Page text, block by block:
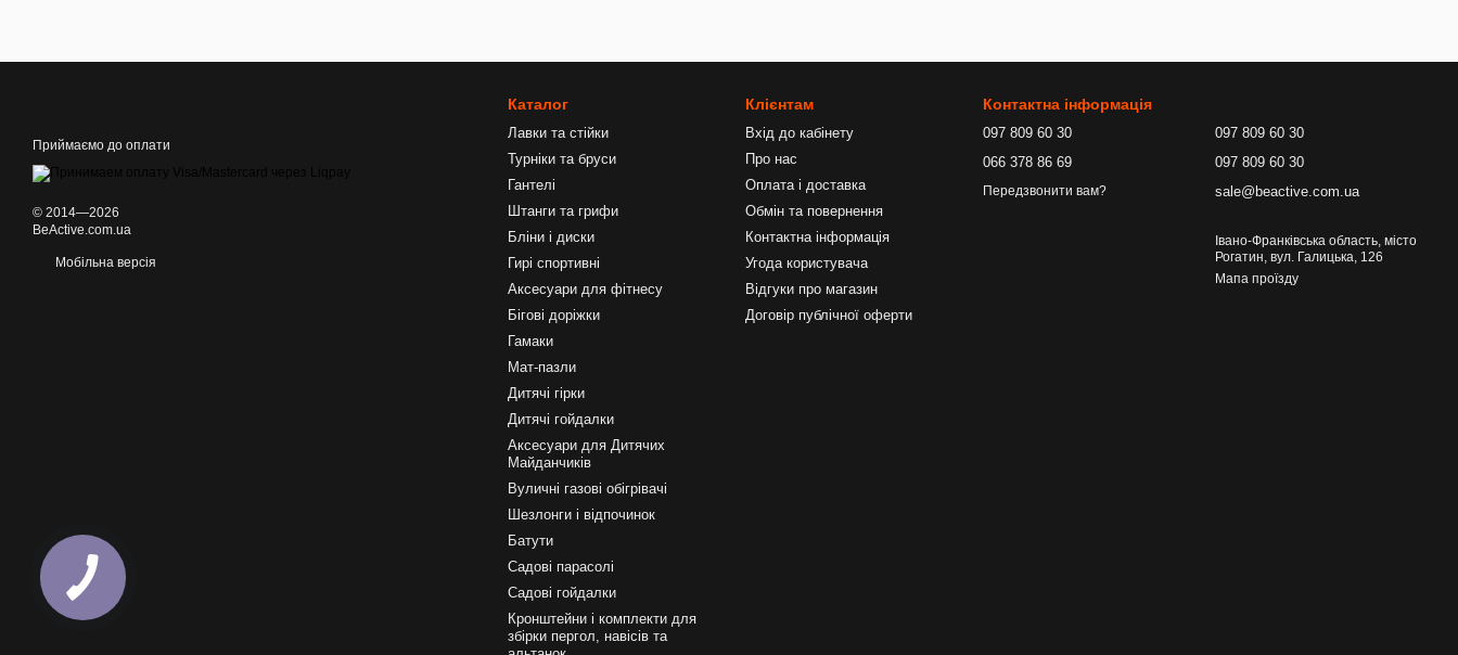
Приймаємо до оплати
© 2014—2026
BeActive.com.ua
Мобільна версія
Каталог
Лавки та стійки
Турніки та бруси
Гантелі
Штанги та грифи
Бліни і диски
Гирі спортивні
Аксесуари для фітнесу
Бігові доріжки
Гамаки
Мат-пазли
Дитячі гірки
Дитячі гойдалки
Аксесуари для Дитячих
Майданчиків
Вуличні газові обігрівачі
Шезлонги і відпочинок
Батути
Садові парасолі
Садові гойдалки
Кронштейни і комплекти для
збірки пергол, навісів та
Клієнтам
Вхід до кабінету
Про нас
Оплата і доставка
Обмін та повернення
Контактна інформація
Угода користувача
Відгуки про магазин
Договір публічної оферти
Контактна інформація
097 809 60 30
066 378 86 69
Передзвонити вам?
097 809 60 30
097 809 60 30
sale@beactive.com.ua
Івано-Франківська область, місто
Рогатин, вул. Галицька, 126
Мапа проїзду